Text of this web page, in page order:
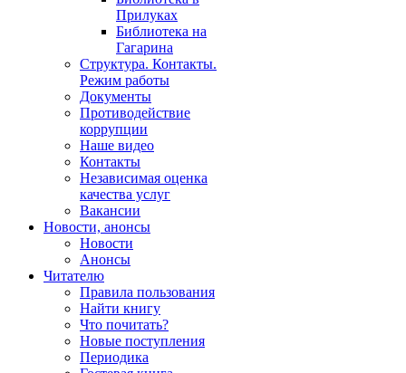
Прилуках
Библиотека на
Гагарина
Структура. Контакты.
Режим работы
Документы
Противодействие
коррупции
Наше видео
Контакты
Независимая оценка
качества услуг
Вакансии
Новости, анонсы
Новости
Анонсы
Читателю
Правила пользования
Найти книгу
Что почитать?
Новые поступления
Периодика